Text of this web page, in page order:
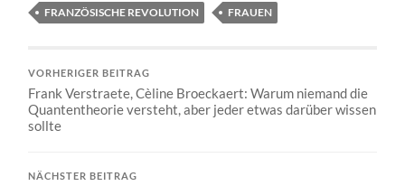
FRANZÖSISCHE REVOLUTION
FRAUEN
VORHERIGER BEITRAG
Frank Verstraete, Cèline Broeckaert: Warum niemand die
Quantentheorie versteht, aber jeder etwas darüber wissen
sollte
NÄCHSTER BEITRAG